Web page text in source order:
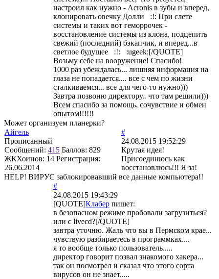
настроил как нужно - Acronis в зубы и вперед,
клонировать овечку Долли :!: При слете
системы и таких вот геморрочек -
восстановление системы из клона, подцепить
свежий (последний) бэкапчик, и вперед...в
светлое будущее :!: :ugeek:[/QUOTE]
Возьму себе на вооружение! Спасибо!
1000 раз убеждалась... лишняя информация на
глаза не попадается.... все с чем по жизни
сталкиваемся... все для чего-то нужно)))
Завтра позвоню директору.. что там решили)))
Всем спасибо за помощь, сочувствие и обмен
опытом!!!!!!
Может организуем планерки?
Айгель
Прописанный
Сообщений: 415 Баллов: 829
ЖКХоинов: 14 Регистрация:
26.06.2014
#
24.08.2015 19:52:29
Крутая идея!
Присоединюсь как
восстановлюсь!!! Я за!
HELP! ВИРУС заблокировавший все данные компьютера!!
#
24.08.2015 19:43:29
[QUOTE]Клабер пишет:
в безопасном режиме пробовали загрузиться?
или с livecd?[/QUOTE]
завтра уточню. Жаль что вы в Пермском крае...
чувствую разбираетесь в программках....
я то вообще только пользователь.....
директор говорит позвал знакомого хакера...
так он посмотрел и сказал что этого сорта
вирусов он не знает.....